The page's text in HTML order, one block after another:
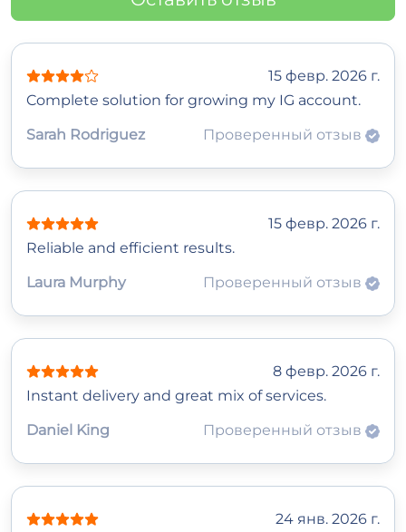
15 февр. 2026 г.
Complete solution for growing my IG account.
Sarah Rodriguez
Проверенный отзыв
15 февр. 2026 г.
Reliable and efficient results.
Laura Murphy
Проверенный отзыв
8 февр. 2026 г.
Instant delivery and great mix of services.
Daniel King
Проверенный отзыв
24 янв. 2026 г.